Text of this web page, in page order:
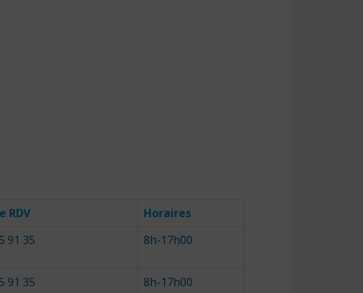
RDV
Horaires
91 35 8h-17h00
91 35 8h-17h00